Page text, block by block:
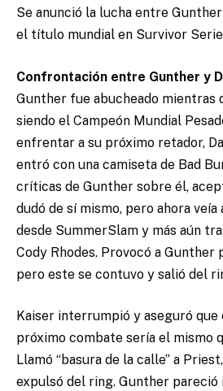
Se anunció la lucha entre
el título mundial en Survivor
Confrontación entre Gunther y
Gunther fue abucheado mientras
siendo el Campeón Mundial
enfrentar a su próximo retador,
entró con una camiseta de Bad
críticas de Gunther sobre él,
dudó de sí mismo, pero ahora
desde SummerSlam y más aún
Cody Rhodes. Provocó a Gunther
pero este se contuvo y salió del
Kaiser interrumpió y aseguró
próximo combate sería el mismo
Llamó “basura de la calle” a
expulsó del ring. Gunther